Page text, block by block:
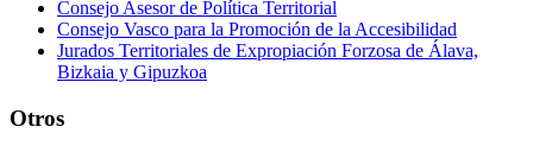
Consejo Asesor de Política Territorial
Consejo Vasco para la Promoción de la Accesibilidad
Jurados Territoriales de Expropiación Forzosa de Álava,
Bizkaia y Gipuzkoa
Otros